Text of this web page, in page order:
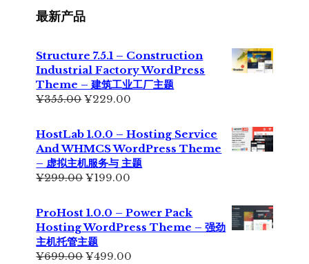
最新产品
Structure 7.5.1 – Construction
Industrial Factory WordPress
Theme – 建筑工业工厂主题
¥355.00原
为：
¥355.00。
¥229.00
价
格
为：
¥229.00。
HostLab 1.0.0 – Hosting Service
And WHMCS WordPress Theme
– 虚拟主机服务与 主题
¥299.00原
为：
¥299.00。
¥199.00
价
格
为：
ProHost 1.0.0 – Power Pack
Hosting WordPress Theme – 强劲
主机托管主题
¥699.00原
¥499.00